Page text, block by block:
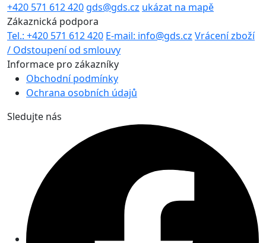
+420 571 612 420 gds@gds.cz ukázat na mapě
Zákaznická podpora
Tel.: +420 571 612 420 E-mail: info@gds.cz Vrácení zboží
/ Odstoupení od smlouvy
Informace pro zákazníky
Obchodní podmínky
Ochrana osobních údajů
Sledujte nás